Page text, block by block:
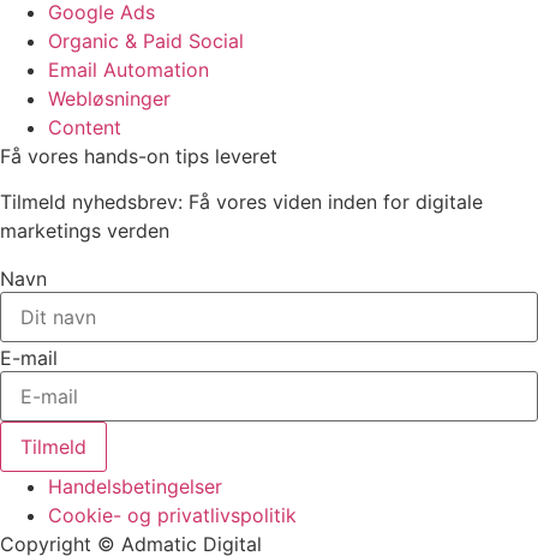
Google Ads
Organic & Paid Social
Email Automation
Webløsninger
Content
Få vores hands-on tips leveret
Tilmeld nyhedsbrev: Få vores viden inden for digitale
marketings verden
Navn
E-mail
Tilmeld
Handelsbetingelser
Cookie- og privatlivspolitik
Copyright © Admatic Digital